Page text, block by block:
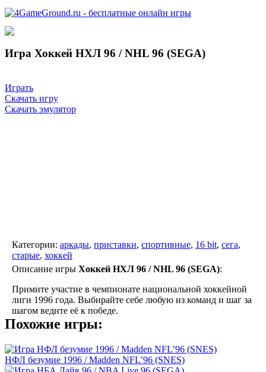
Игра Хоккей НХЛ 96 / NHL 96 (SEGA)
Играть
Скачать игру
Скачать эмулятор
Категории: аркады, приставки, спортивные, 16 bit, сега,
старые, хоккей
Описание игры Хоккей НХЛ 96 / NHL 96 (SEGA):
Примите участие в чемпионате национальной хоккейной
лиги 1996 года. Выбирайте себе любую из команд и шаг за
шагом ведите её к победе.
Похожие игры:
НФЛ безумие 1996 / Madden NFL’96 (SNES)